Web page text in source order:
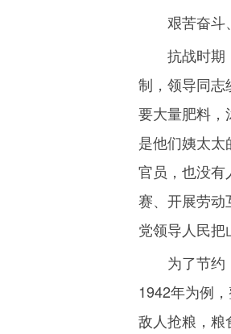
艰苦奋斗
抗战时期
制，领导同志
要大量肥料，
是他们姨太太
官员，也没有
赛、开展劳动
党领导人民把
为了节约
1942年为例
敌人抢粮，粮